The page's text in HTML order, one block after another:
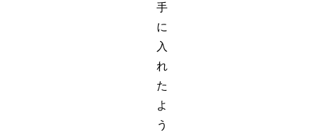
手
に
入
れ
た
よ
う